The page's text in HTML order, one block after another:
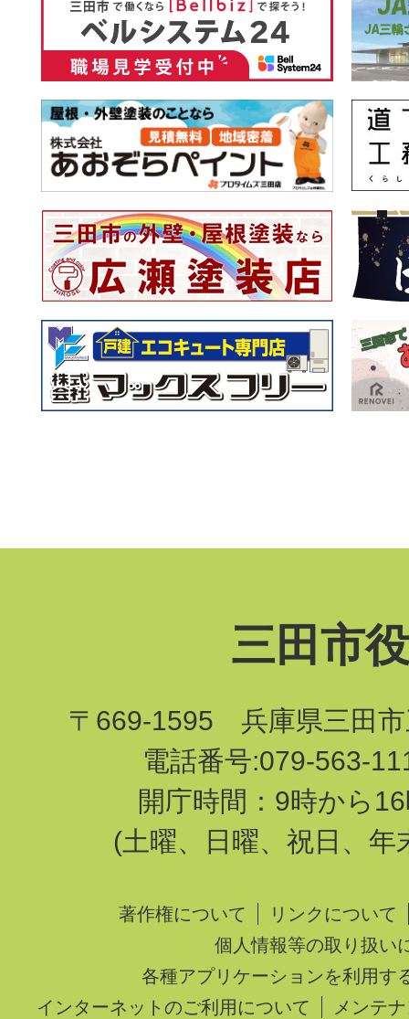
三田市
〒669-1595 兵庫県三田市
電話番号:079-563-
開庁時間：9時から
(土曜、日曜、祝日、年
著作権について
リンクについて
個人情報等の取り扱い
各種アプリケーションを利用す
インターネットのご利用について
メンテ